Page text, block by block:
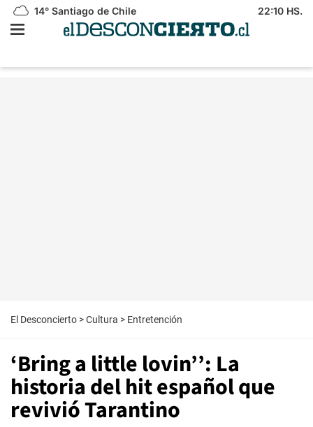
14° Santiago de Chile 22:10 HS.
El Desconcierto >Cultura > Entretención
‘Bring a little lovin’’: La
historia del hit español que
revivió Tarantino